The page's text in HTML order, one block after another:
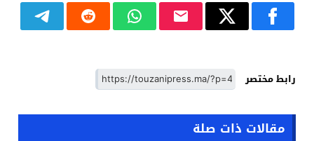
رابط مختصر
مقالات ذات صلة